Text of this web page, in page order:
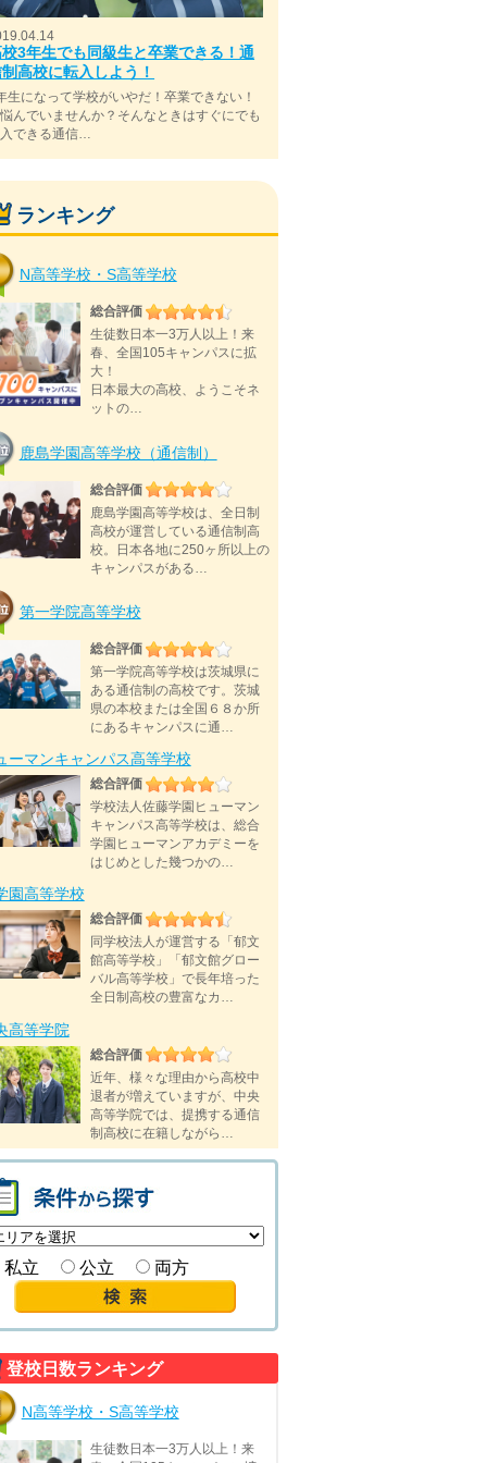
3年生でも同級生と卒業できる！通
高校に転入しよう！
生になって学校がいやだ！卒業できない！
んでいませんか？そんなときはすぐにでも
できる通信…
ランキング
N高等学校・S高等学校
総合評価
生徒数日本一3万人以上！来
春、全国105キャンパスに拡
大！
日本最大の高校、ようこそネ
ットの…
鹿島学園高等学校（通信制）
総合評価
鹿島学園高等学校は、全日制
高校が運営している通信制高
校。日本各地に250ヶ所以上の
キャンパスがある…
第一学院高等学校
総合評価
第一学院高等学校は茨城県に
ある通信制の高校です。茨城
県の本校または全国６８か所
にあるキャンパスに通…
ーマンキャンパス高等学校
総合評価
学校法人佐藤学園ヒューマン
キャンパス高等学校は、総合
学園ヒューマンアカデミーを
はじめとした幾つかの…
園高等学校
総合評価
同学校法人が運営する「郁文
館高等学校」「郁文館グロー
バル高等学校」で長年培った
全日制高校の豊富なカ…
高等学院
総合評価
近年、様々な理由から高校中
退者が増えていますが、中央
高等学院では、提携する通信
制高校に在籍しながら…
私立 公立 両方
登校日数ランキング
N高等学校・S高等学校
生徒数日本一3万人以上！来